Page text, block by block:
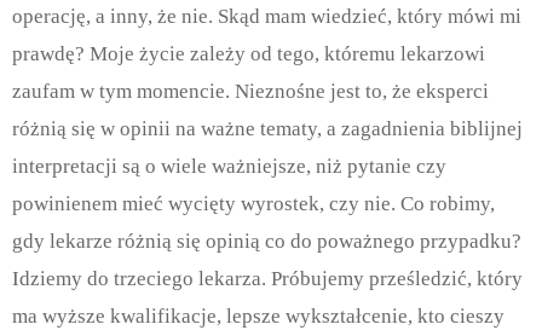
operację, a inny, że nie. Skąd mam wiedzieć, który mówi mi
prawdę? Moje życie zależy od tego, któremu lekarzowi
zaufam w tym momencie. Nieznośne jest to, że eksperci
różnią się w opinii na ważne tematy, a zagadnienia biblijnej
interpretacji są o wiele ważniejsze, niż pytanie czy
powinienem mieć wycięty wyrostek, czy nie. Co robimy,
gdy lekarze różnią się opinią co do poważnego przypadku?
Idziemy do trzeciego lekarza. Próbujemy prześledzić, który
ma wyższe kwalifikacje, lepsze wykształcenie, kto cieszy